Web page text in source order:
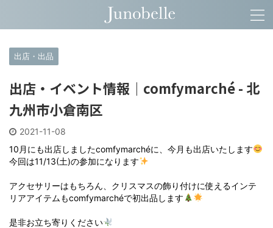
出店・出品
出店・イベント情報｜comfymarché - 北
九州市小倉南区
2021-11-08
10月にも出店しましたcomfymarchéに、今月も出店いたします
今回は11/13(土)の参加になります
アクセサリーはもちろん、クリスマスの飾り付けに使えるインテ
リアアイテムもcomfymarchéで初出品します
是非お立ち寄りください